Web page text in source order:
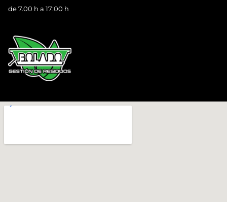
de 7.00 h a 17:00 h